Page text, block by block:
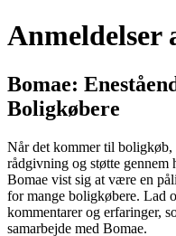
Anmeldelser
Bomae:
Boligkøbere
Når det kommer til boligkøb,
rådgivning og støtte gennem
Bomae vist sig at være en
for mange boligkøbere. Lad
kommentarer og erfaringer,
samarbejde med Bomae.